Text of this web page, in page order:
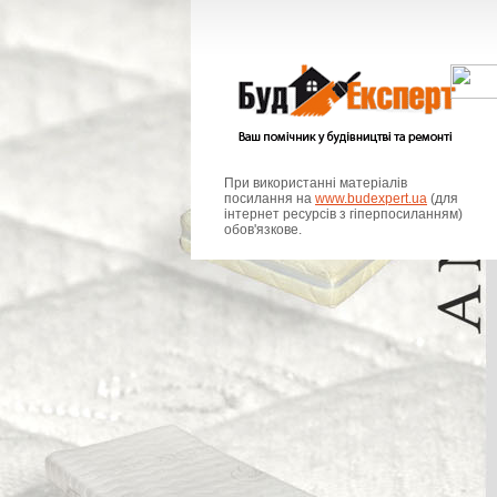
При використанні матеріалів
посилання на www.budexpert.ua (для
інтернет ресурсів з гіперпосиланням)
обов'язкове.